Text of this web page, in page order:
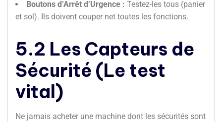
Boutons d’Arrêt d’Urgence : Testez-les tous (panier
et sol). Ils doivent couper net toutes les fonctions.
5.2 Les Capteurs de
Sécurité (Le test
vital)
Ne jamais acheter une machine dont les sécurités sont